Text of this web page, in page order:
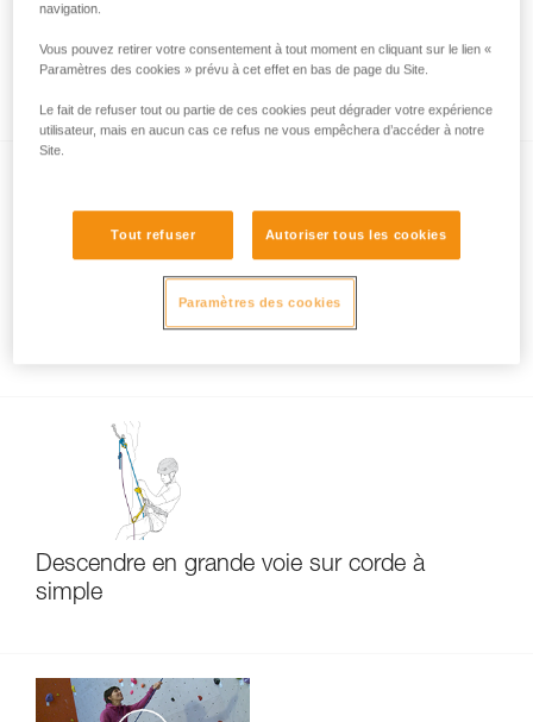
Descente en rappel avec GRIGRI et NEOX
Assurer en grande voie sur corde à simple
avec un GRIGRI
Descendre en grande voie sur corde à
simple
navigation.
Vous pouvez retirer votre consentement à tout moment en cliquant sur le lien «
Paramètres des cookies » prévu à cet effet en bas de page du Site.
Le fait de refuser tout ou partie de ces cookies peut dégrader votre expérience
utilisateur, mais en aucun cas ce refus ne vous empêchera d’accéder à notre
Site.
Tout refuser Autoriser tous les cookies
Paramètres des cookies